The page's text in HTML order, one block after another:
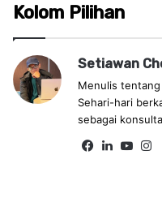
Kolom Pilihan
Setiawan
Menulis
Sehari-hari
sebagai
Fa Lin Yo